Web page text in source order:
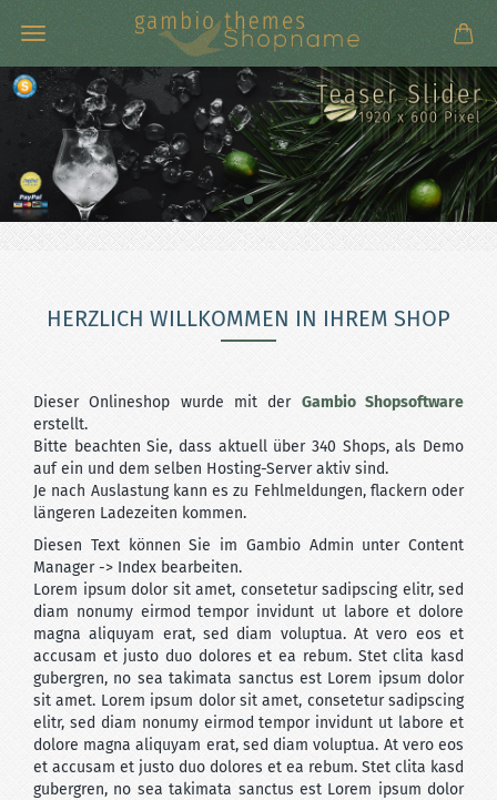
HERZLICH WILLKOMMEN IN IHREM SHOP
Dieser Onlineshop wurde mit der Gambio Shopsoftware
erstellt.
Bitte beachten Sie, dass aktuell über 340 Shops, als Demo
auf ein und dem selben Hosting-Server aktiv sind.
Je nach Auslastung kann es zu Fehlmeldungen, flackern oder
längeren Ladezeiten kommen.
Diesen Text können Sie im Gambio Admin unter Content
Manager -> Index bearbeiten.
Lorem ipsum dolor sit amet, consetetur sadipscing elitr, sed
diam nonumy eirmod tempor invidunt ut labore et dolore
magna aliquyam erat, sed diam voluptua. At vero eos et
accusam et justo duo dolores et ea rebum. Stet clita kasd
gubergren, no sea takimata sanctus est Lorem ipsum dolor
sit amet. Lorem ipsum dolor sit amet, consetetur sadipscing
elitr, sed diam nonumy eirmod tempor invidunt ut labore et
dolore magna aliquyam erat, sed diam voluptua. At vero eos
et accusam et justo duo dolores et ea rebum. Stet clita kasd
gubergren, no sea takimata sanctus est Lorem ipsum dolor